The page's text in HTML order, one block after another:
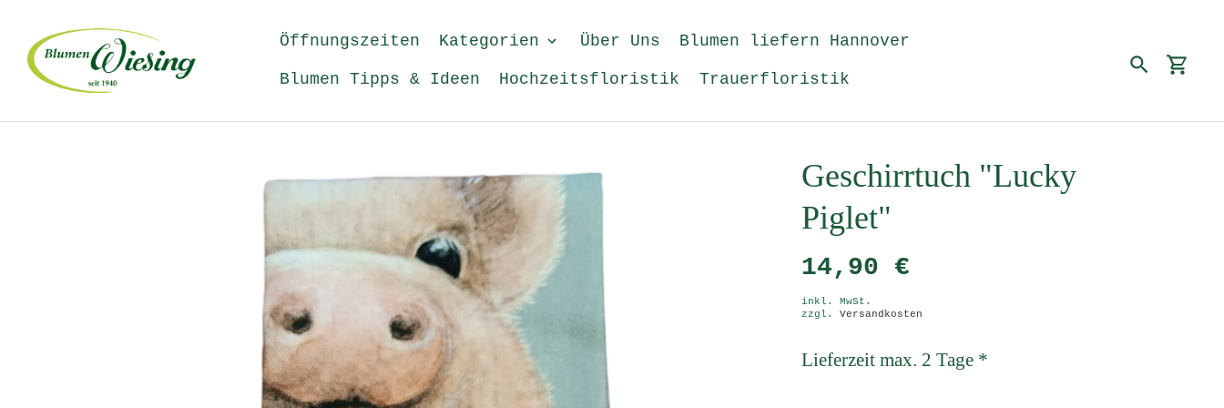
Inhalt
Öffnungszeiten Kategorien Über Uns Blumen liefern Hannover
Blumen Tipps & Ideen Hochzeitsfloristik Trauerfloristik Suchen
Geschirrtuch "Lucky
Piglet"
14,90 €
inkl. MwSt.
zzgl. Versandkosten
Lieferzeit max. 2 Tage *